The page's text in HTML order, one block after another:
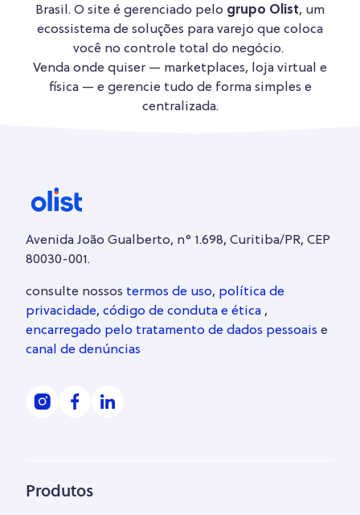
Brasil. O site é gerenciado pelo grupo Olist, um
ecossistema de soluções para varejo que coloca
você no controle total do negócio.
Venda onde quiser — marketplaces, loja virtual e
física — e gerencie tudo de forma simples e
centralizada.
Avenida João Gualberto, n° 1.698, Curitiba/PR, CEP
80030-001.
consulte nossos termos de uso, política de
privacidade, código de conduta e ética ,
encarregado pelo tratamento de dados pessoais e
canal de denúncias
Produtos